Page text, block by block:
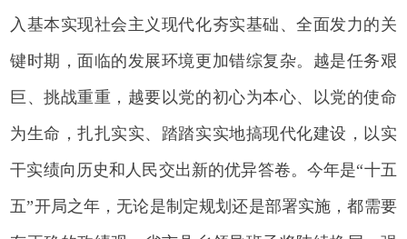
入基本实现社会主义现代化夯实基础、全面发力的关
键时期，面临的发展环境更加错综复杂。越是任务艰
巨、挑战重重，越要以党的初心为本心、以党的使命
为生命，扎扎实实、踏踏实实地搞现代化建设，以实
干实绩向历史和人民交出新的优异答卷。今年是“十五
五”开局之年，无论是制定规划还是部署实施，都需要